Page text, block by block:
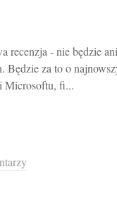
recenzja - nie będzie
Będzie za to o
Microsoftu, fi...